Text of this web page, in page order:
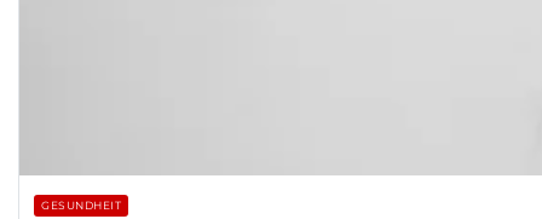
GESUNDHEIT